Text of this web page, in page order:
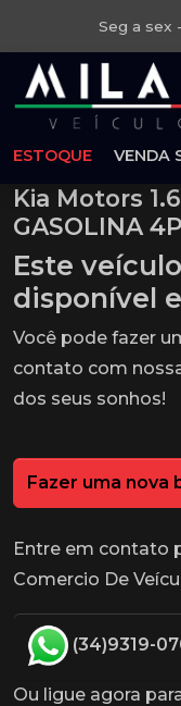
Seg a sex
ESTOQUE VENDA
Kia Motors
GASOLINA
Este
disponível
Você pode fazer
contato com
dos seus sonhos!
Fazer uma nova
Entre em contato
Comercio De
(34)9319-
Ou ligue agora